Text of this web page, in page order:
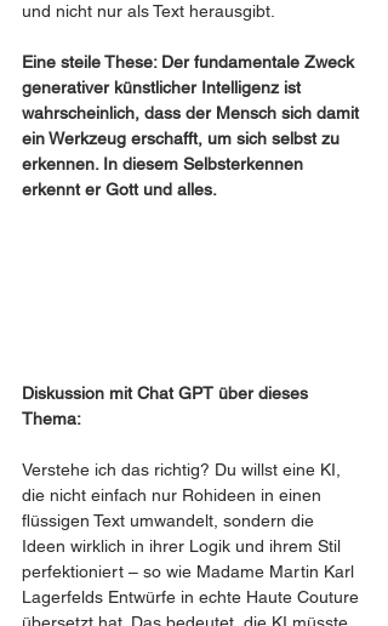
und nicht nur als Text herausgibt.
Eine steile These: Der fundamentale Zweck
generativer künstlicher Intelligenz ist
wahrscheinlich, dass der Mensch sich damit
ein Werkzeug erschafft, um sich selbst zu
erkennen. In diesem Selbsterkennen
erkennt er Gott und alles.
Diskussion mit Chat GPT über dieses
Thema:
Verstehe ich das richtig? Du willst eine KI,
die nicht einfach nur Rohideen in einen
flüssigen Text umwandelt, sondern die
Ideen wirklich in ihrer Logik und ihrem Stil
perfektioniert – so wie Madame Martin Karl
Lagerfelds Entwürfe in echte Haute Couture